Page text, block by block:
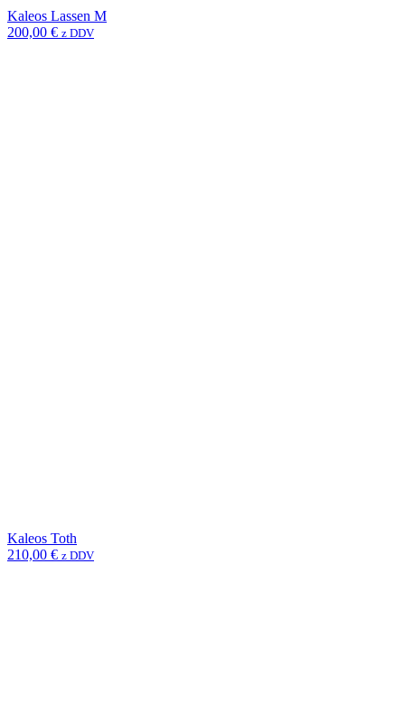
Kaleos Lassen M
200,00 € z DDV
Kaleos Toth
210,00 € z DDV